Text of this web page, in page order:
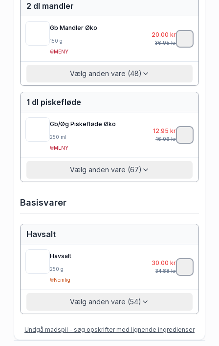
2 dl mandler
Gb Mandler Øko
150 g
MENY
20.00 kr
36.95kr
Vælg anden vare (48)
1 dl piskefløde
Gb/Øg Piskefløde Øko
250 ml
MENY
12.95 kr
16.06kr
Vælg anden vare (67)
Basisvarer
Havsalt
Havsalt
250 g
Nemlig
30.00 kr
34.88kr
Vælg anden vare (54)
Undgå madspil - søg opskrifter med lignende ingredienser